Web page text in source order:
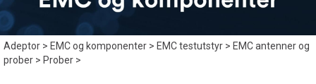
Adeptor>EMC og komponenter>EMC testutstyr>EMC antenner og
prober>Prober>